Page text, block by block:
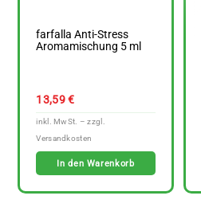
farfalla Anti-Stress
Aromamischung 5 ml
13,59€
In den Warenkorb